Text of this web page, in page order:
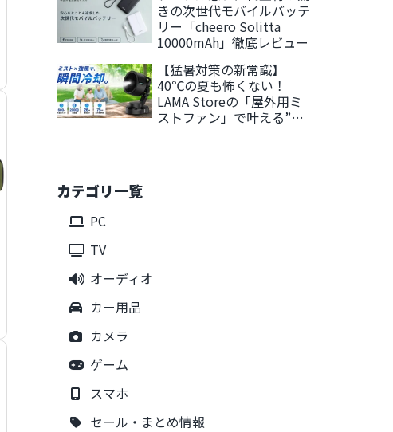
きの次世代モバイルバッテ
リー「cheero Solitta
10000mAh」徹底レビュー
【猛暑対策の新常識】
40℃の夏も怖くない！
LAMA Storeの「屋外用ミ
ストファン」で叶える”持
カテゴリ一覧
PC
TV
オーディオ
カー用品
カメラ
ゲーム
スマホ
セール・まとめ情報